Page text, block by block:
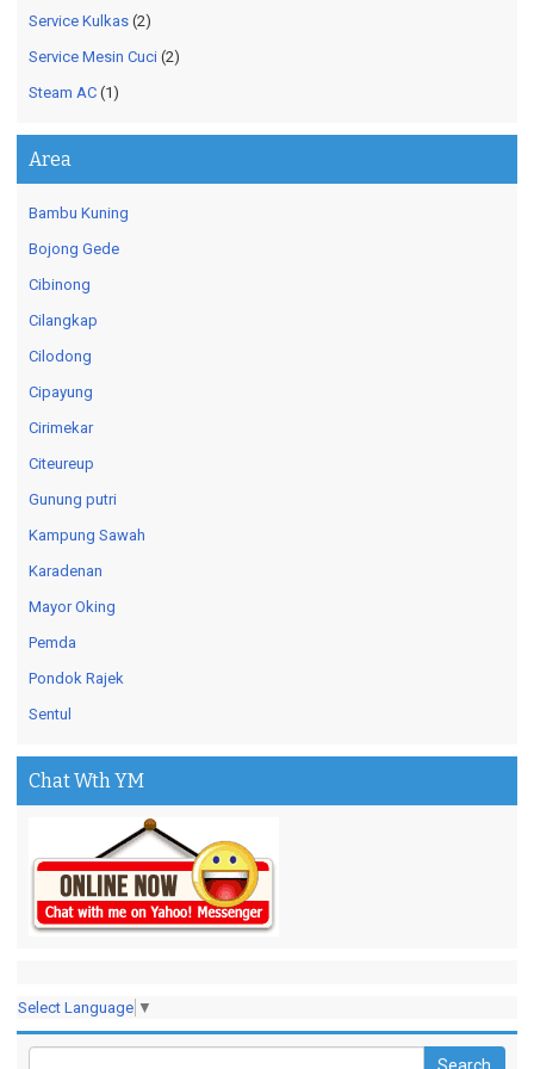
Service Kulkas (2)
Service Mesin Cuci (2)
Steam AC (1)
Area
Bambu Kuning
Bojong Gede
Cibinong
Cilangkap
Cilodong
Cipayung
Cirimekar
Citeureup
Gunung putri
Kampung Sawah
Karadenan
Mayor Oking
Pemda
Pondok Rajek
Sentul
Chat Wth YM
Select Language ▼